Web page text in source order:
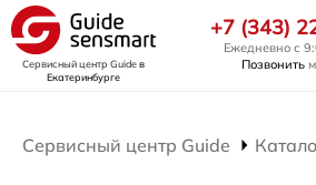
Сервисный центр Guideв
Екатеринбурге
+7 (343)
Ежедневно с
Позвонить
Сервисный центр Guide